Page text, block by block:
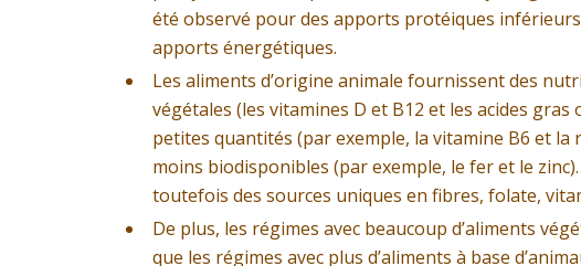
été observé pour des apports protéiques
apports énergétiques.
Les aliments d’origine animale fournissent des
végétales (les vitamines D et B12 et les acides
petites quantités (par exemple, la vitamine B6 et
moins biodisponibles (par exemple, le fer et le
toutefois des sources uniques en fibres, folate,
De plus, les régimes avec beaucoup d’aliments
que les régimes avec plus d’aliments à base